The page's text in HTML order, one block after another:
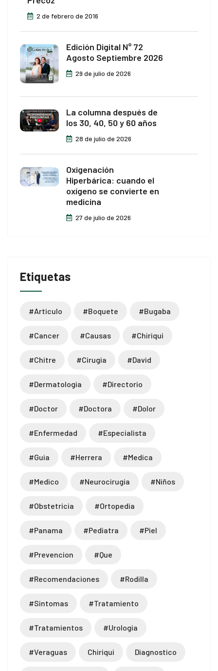
2 de febrero de 2016
Edición Digital N° 72
Agosto Septiembre 2026
29 de julio de 2026
La columna después de
los 30, 40, 50 y 60 años
28 de julio de 2026
Oxigenación
Hiperbárica: cuando el
oxígeno se convierte en
medicina
27 de julio de 2026
Etiquetas
#articulo #boquete #bugaba
#cancer #causas #chiriqui
#chitre #cirugia #david
#dermatologia #directorio
#doctor #doctora #dolor
#enfermedad #especialista
#guia #herrera #medica
#medico #neurocirugia #niños
#obstetricia #ortopedia
#panama #pediatra #piel
#prevencion #que
#recomendaciones #rodilla
#sintomas #tratamiento
#tratamientos #urologia
#veraguas Chiriqui Diagnostico